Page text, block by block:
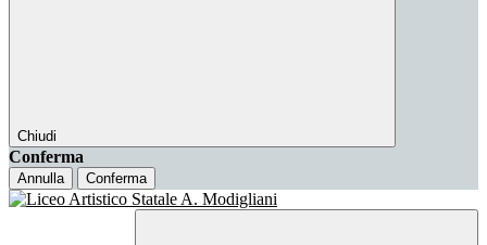
Chiudi
Conferma
Annulla Conferma